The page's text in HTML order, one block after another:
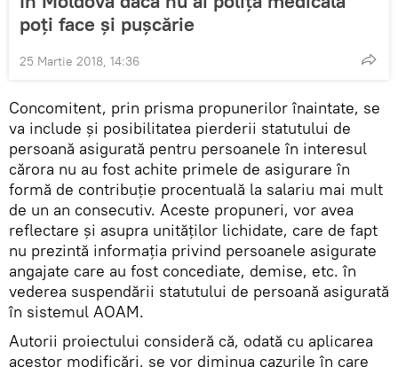
poți face și pușcărie
25 Martie 2018, 14:36
Concomitent, prin prisma propunerilor înaintate, se
va include și posibilitatea pierderii statutului de
persoană asigurată pentru persoanele în interesul
cărora nu au fost achite primele de asigurare în
formă de contribuţie procentuală la salariu mai mult
de un an consecutiv. Aceste propuneri, vor avea
reflectare şi asupra unităţilor lichidate, care de fapt
nu prezintă informația privind persoanele asigurate
angajate care au fost concediate, demise, etc. în
vederea suspendării statutului de persoană asigurată
în sistemul AOAM.
Autorii proiectului consideră că, odată cu aplicarea
acestor modificări, se vor diminua cazurile în care